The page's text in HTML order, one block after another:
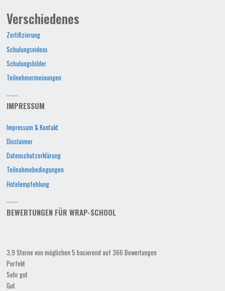
Verschiedenes
Zertifizierung
Schulungsvideos
Schulungsbilder
Teilnehmermeinungen
IMPRESSUM
Impressum & Kontakt
Disclaimer
Datenschutzerklärung
Teilnahmebedingungen
Hotelempfehlung
BEWERTUNGEN FÜR WRAP-SCHOOL
3,9 Sterne von möglichen 5 basierend auf 366 Bewertungen
Perfekt
Sehr gut
Gut